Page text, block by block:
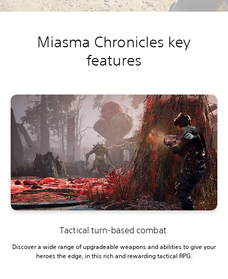
Miasma Chronicles key
features
Tactical turn-based combat
Discover a wide range of upgradeable weapons and abilities to give your
heroes the edge, in this rich and rewarding tactical RPG.